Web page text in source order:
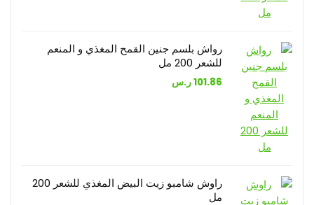
رواش بلسم جنين القمح المغذي و المنعم
للشعر 200 مل
101.86ر.س
راوش شامبو زيت البيض المغذي للشعر 200
مل